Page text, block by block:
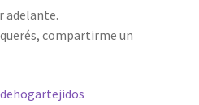
adelante.
compartirme un